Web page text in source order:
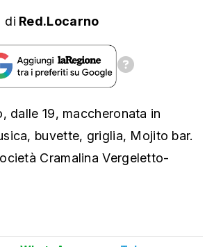
di Red.Locarno
dalle 19, maccheronata in
buvette, griglia, Mojito bar.
Cramalina Vergeletto-